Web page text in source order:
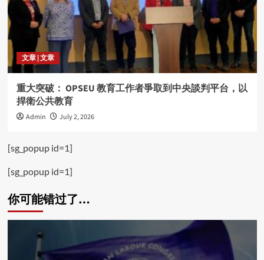
文章 | 文章
重大突破： OPSEU 教育工作者爭取到中央談判平台，以
捍衛公共教育
Admin July 2, 2026
[sg_popup id=1]
[sg_popup id=1]
你可能错过了…